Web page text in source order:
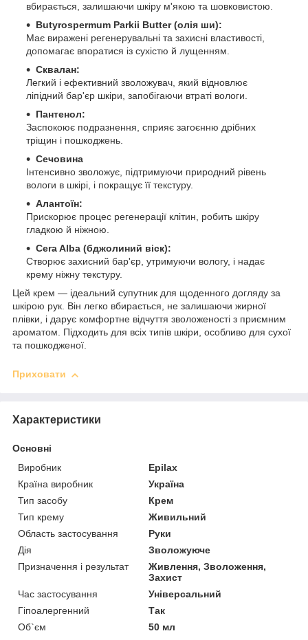
вбирається, залишаючи шкіру м'якою та шовковистою.
Butyrospermum Parkii Butter (олія ши):
Має виражені регенерувальні та захисні властивості,
допомагає впоратися із сухістю й лущенням.
Сквалан:
Легкий і ефективний зволожувач, який відновлює
ліпідний бар'єр шкіри, запобігаючи втраті вологи.
Пантенол:
Заспокоює подразнення, сприяє загоєнню дрібних
тріщин і пошкоджень.
Сечовина
Інтенсивно зволожує, підтримуючи природний рівень
вологи в шкірі, і покращує її текстуру.
Алантоїн:
Прискорює процес регенерації клітин, робить шкіру
гладкою й ніжною.
Cera Alba (бджолиний віск):
Створює захисний бар'єр, утримуючи вологу, і надає
крему ніжну текстуру.
Цей крем — ідеальний супутник для щоденного догляду за
шкірою рук. Він легко вбирається, не залишаючи жирної
плівки, і дарує комфортне відчуття зволоженості з приємним
ароматом. Підходить для всіх типів шкіри, особливо для сухої
та пошкодженої.
Приховати
Характеристики
Основні
Виробник
Epilax
Країна виробник
Україна
Тип засобу
Крем
Тип крему
Живильний
Область застосування
Руки
Дія
Зволожуюче
Призначення і результат
Живлення, Зволоження,
Захист
Час застосування
Універсальний
Гіпоалергенний
Так
Об`єм
50 мл